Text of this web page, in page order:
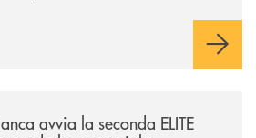
per la finalizzazione dell’operazione.
avvia la seconda ELITE